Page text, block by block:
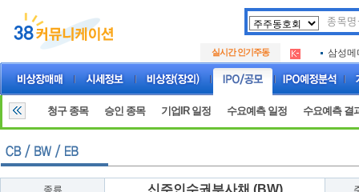
실시간 인기주동
.
아크로
삼성메
.
아크로
아하
청구 종목 승인 종목 기업IR 일정 수요예측 일정 수요예측 결
종류 신주인수권부사채 (BW)